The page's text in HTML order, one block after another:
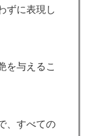
ずに表現し
を与えるこ
、すべての